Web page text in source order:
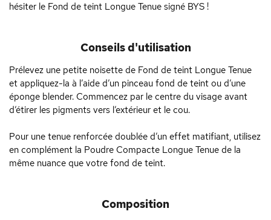
hésiter le Fond de teint Longue Tenue signé BYS !
Conseils d'utilisation
Prélevez une petite noisette de Fond de teint Longue Tenue
et appliquez-la à l’aide d’un pinceau fond de teint ou d’une
éponge blender. Commencez par le centre du visage avant
d’étirer les pigments vers l’extérieur et le cou.
Pour une tenue renforcée doublée d’un effet matifiant, utilisez
en complément la Poudre Compacte Longue Tenue de la
même nuance que votre fond de teint.
Composition